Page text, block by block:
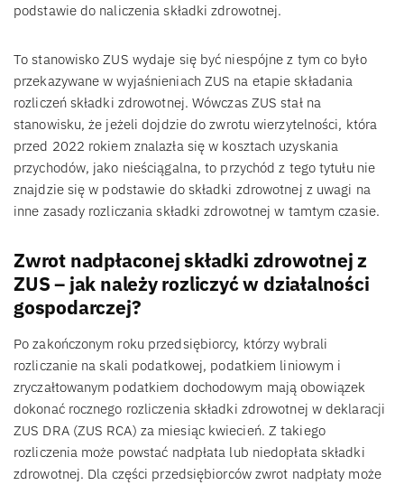
podstawie do naliczenia składki zdrowotnej.
To stanowisko ZUS wydaje się być niespójne z tym co było
przekazywane w wyjaśnieniach ZUS na etapie składania
rozliczeń składki zdrowotnej. Wówczas ZUS stał na
stanowisku, że jeżeli dojdzie do zwrotu wierzytelności, która
przed 2022 rokiem znalazła się w kosztach uzyskania
przychodów, jako nieściągalna, to przychód z tego tytułu nie
znajdzie się w podstawie do składki zdrowotnej z uwagi na
inne zasady rozliczania składki zdrowotnej w tamtym czasie.
Zwrot nadpłaconej składki zdrowotnej z
ZUS – jak należy rozliczyć w działalności
gospodarczej?
Po zakończonym roku przedsiębiorcy, którzy wybrali
rozliczanie na skali podatkowej, podatkiem liniowym i
zryczałtowanym podatkiem dochodowym mają obowiązek
dokonać rocznego rozliczenia składki zdrowotnej w deklaracji
ZUS DRA (ZUS RCA) za miesiąc kwiecień. Z takiego
rozliczenia może powstać nadpłata lub niedopłata składki
zdrowotnej. Dla części przedsiębiorców zwrot nadpłaty może